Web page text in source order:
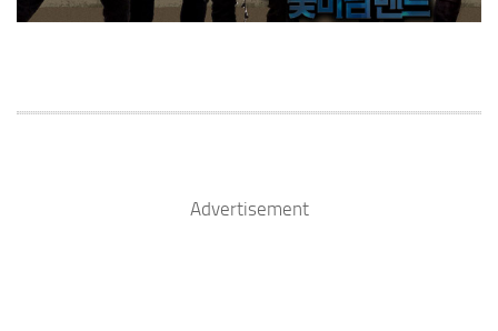
Advertisement